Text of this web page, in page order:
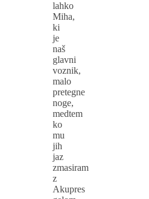
lahko
Miha,
ki
je
naš
glavni
voznik,
malo
pretegne
noge,
medtem
ko
mu
jih
jaz
zmasiram
z
Akupres